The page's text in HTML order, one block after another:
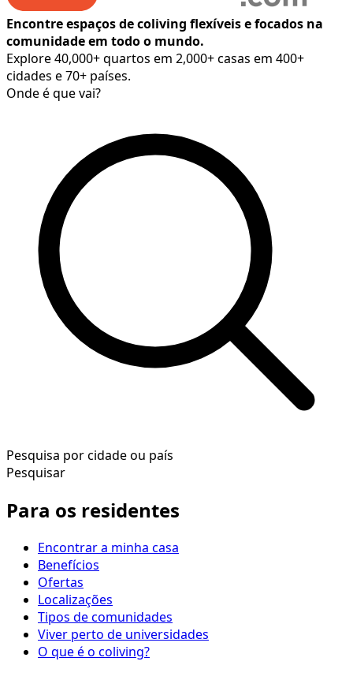
Encontre espaços de coliving flexíveis e focados na
comunidade em todo o mundo.
Explore 40,000+ quartos em 2,000+ casas em 400+
cidades e 70+ países.
Onde é que vai?
Pesquisa por cidade ou país
Pesquisar
Para os residentes
Encontrar a minha casa
Benefícios
Ofertas
Localizações
Tipos de comunidades
Viver perto de universidades
O que é o coliving?